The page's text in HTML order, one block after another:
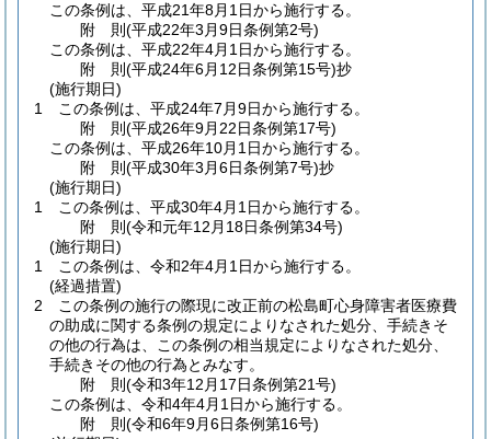
この条例は、平成21年8月1日から施行する。
附 則(平成22年3月9日条例第2号)
この条例は、平成22年4月1日から施行する。
附 則(平成24年6月12日条例第15号)抄
(施行期日)
1
この条例は、平成24年7月9日から施行する。
附 則(平成26年9月22日条例第17号)
この条例は、平成26年10月1日から施行する。
附 則(平成30年3月6日条例第7号)抄
(施行期日)
1
この条例は、平成30年4月1日から施行する。
附 則(令和元年12月18日条例第34号)
(施行期日)
1
この条例は、令和2年4月1日から施行する。
(経過措置)
2
この条例の施行の際現に改正前の松島町心身障害者医療費
の助成に関する条例の規定によりなされた処分、手続きそ
の他の行為は、この条例の相当規定によりなされた処分、
手続きその他の行為とみなす。
附 則(令和3年12月17日条例第21号)
この条例は、令和4年4月1日から施行する。
附 則(令和6年9月6日条例第16号)